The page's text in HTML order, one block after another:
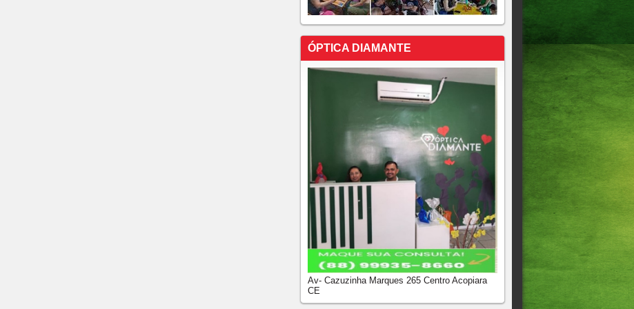
ÓPTICA DIAMANTE
Av- Cazuzinha Marques 265 Centro Acopiara
CE